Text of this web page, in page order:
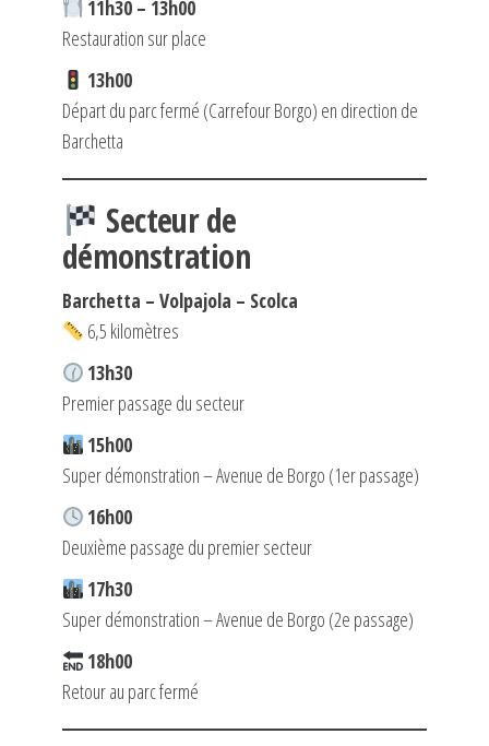
11h30 – 13h00
Restauration sur place
13h00
Départ du parc fermé (Carrefour Borgo) en direction de
Barchetta
Secteur de
démonstration
Barchetta – Volpajola – Scolca
6,5 kilomètres
13h30
Premier passage du secteur
15h00
Super démonstration – Avenue de Borgo (1er passage)
16h00
Deuxième passage du premier secteur
17h30
Super démonstration – Avenue de Borgo (2e passage)
18h00
Retour au parc fermé